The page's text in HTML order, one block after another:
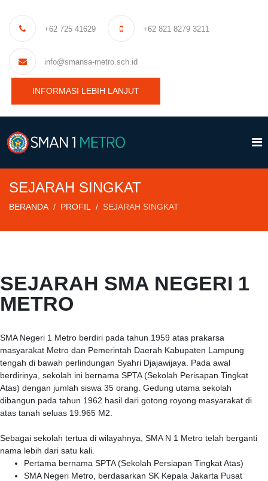
+62 725 41629 +62 821 8279 3211
info@smansa-metro.sch.id
INFORMASI LEBIH LANJUT
SEJARAH SINGKAT
BERANDA PROFIL SEJARAH SINGKAT
SEJARAH SMA NEGERI 1
METRO
SMA Negeri 1 Metro berdiri pada tahun 1959 atas prakarsa
masyarakat Metro dan Pemerintah Daerah Kabupaten Lampung
tengah di bawah perlindungan Syahri Djajawijaya. Pada awal
berdirinya, sekolah ini bernama SPTA (Sekolah Perisapan Tingkat
Atas) dengan jumlah siswa 35 orang. Gedung utama sekolah
dibangun pada tahun 1962 hasil dari gotong royong masyarakat di
atas tanah seluas 19.965 M2.
Sebagai sekolah tertua di wilayahnya, SMA N 1 Metro telah berganti
nama lebih dari satu kali.
Pertama bernama SPTA (Sekolah Persiapan Tingkat Atas)
SMA Negeri Metro, berdasarkan SK Kepala Jakarta Pusat